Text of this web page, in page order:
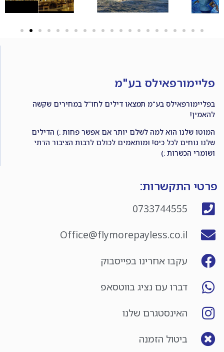
פליימורפאילס בע"מ
בפליימורפאילס בע"מ תמצאו דילים לחו"ל במחירים שקשה
להאמין!
המוטו שלנו הוא למה לשלם יותר אם אפשר פחות :) הדילים
שלנו נוחים לכל כיס! ומותאמים לכולם לרבות הציבור הדתי
ושומרי הכשרות :)
פרטי התקשרות:
0733744555
Office@flymorepayless.co.il
עקבו אחרינו בפייסבוק
דברו עם נציג בווטסאפ
האינסטגרם שלנו
ביטול הזמנה